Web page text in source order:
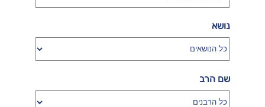
נושא
שם הרב